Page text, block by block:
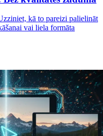
kā to pareizi palielināt
vai liela formāta